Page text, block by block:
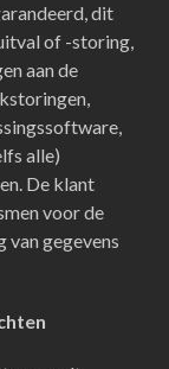
dit
of -storing,
aan de
alle)
De klant
voor de
van gegevens